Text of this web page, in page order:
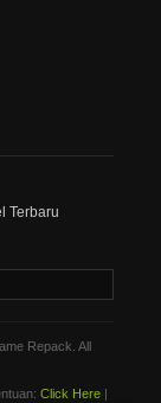
Terbaru
Repack. All
Click Here |